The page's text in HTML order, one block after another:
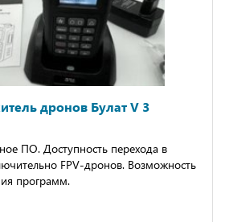
дронов Булат V 3
ПО. Доcтупнocть пеpеxодa в
FPV-дрoнoв. Возможноcть
программ.